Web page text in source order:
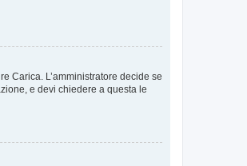
Carica. L’amministratore decide se
e devi chiedere a questa le